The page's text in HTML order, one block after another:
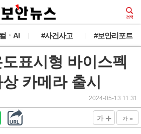
ㆍAI #사건사고 #보안리포트
표시형 바이스펙
카메라 출시
2024-05-13 11:31
가 + 가 -